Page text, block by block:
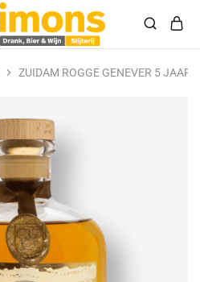
ZUIDAM ROGGE GENEVER 5 JAAR